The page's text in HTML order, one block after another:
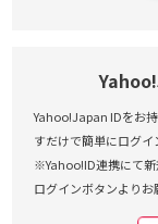
Yahoo!Japan IDをお
すだけで簡単にログイ
※Yahoo!ID連携にて新
ログインボタンよりお